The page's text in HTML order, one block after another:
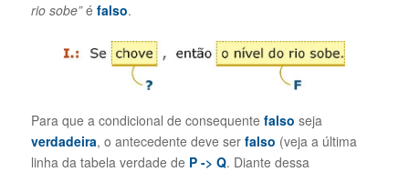
rio sobe”é falso.
Para que a condicional de consequente falso seja
verdadeira, o antecedente deve ser falso (veja a última
linha da tabela verdade de P -> Q. Diante dessa